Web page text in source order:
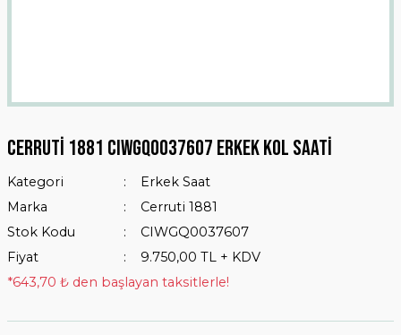
Cerruti 1881 CIWGQ0037607 Erkek Kol Saati
Kategori
Erkek Saat
Marka
Cerruti 1881
Stok Kodu
CIWGQ0037607
Fiyat
9.750,00 TL + KDV
*643,70 ₺ den başlayan taksitlerle!